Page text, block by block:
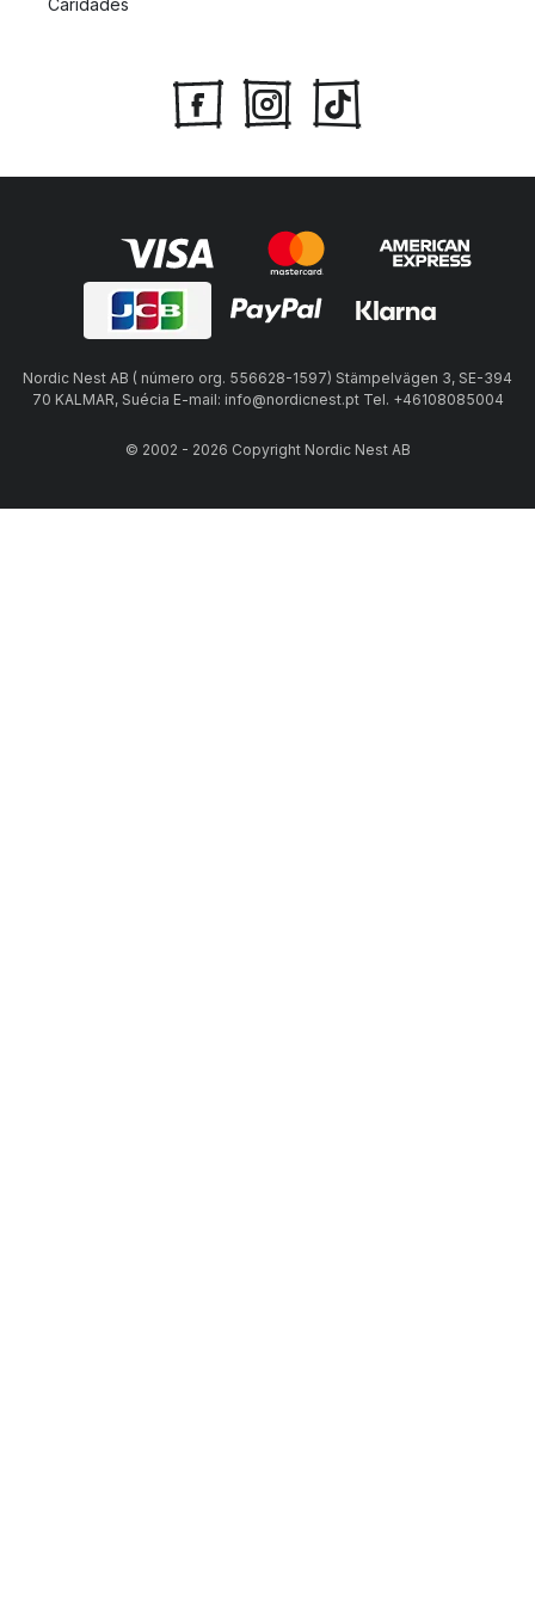
Caridades
Nordic Nest AB ( número org. 556628-1597) Stämpelvägen 3, SE-394
70 KALMAR, Suécia E-mail: info@nordicnest.pt Tel. +46108085004
© 2002 - 2026 Copyright Nordic Nest AB